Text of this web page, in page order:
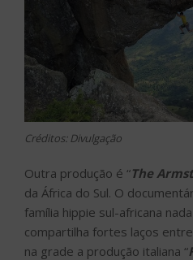
Créditos: Divulgação
Outra produção é “The
da África do Sul. O
família hippie sul-africana
compartilha fortes laços
na grade a produção italiana “